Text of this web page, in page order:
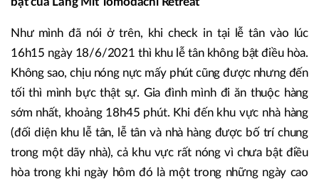
Như mình đã nói ở trên, khi check in tại lễ tân vào lúc
16h15 ngày 18/6/2021 thì khu lễ tân không bật điều hòa.
Không sao, chịu nóng nực mấy phút cũng được nhưng đến
tối thì mình bực thật sự. Gia đình mình đi ăn thuộc hàng
sớm nhất, khoảng 18h45 phút. Khi đến khu vực nhà hàng
(đối diện khu lễ tân, lễ tân và nhà hàng được bố trí chung
trong một dãy nhà), cả khu vực rất nóng vì chưa bật điều
hòa trong khi ngày hôm đó là một trong những ngày cao